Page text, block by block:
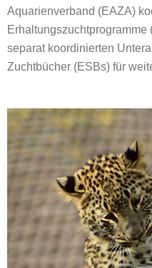
Aquarienverband (EAZA)
Erhaltungszuchtprogramme
separat koordinierten
Zuchtbücher (ESBs) für